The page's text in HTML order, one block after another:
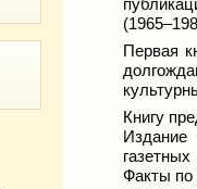
Первая
Книгу
Издание
Факты по